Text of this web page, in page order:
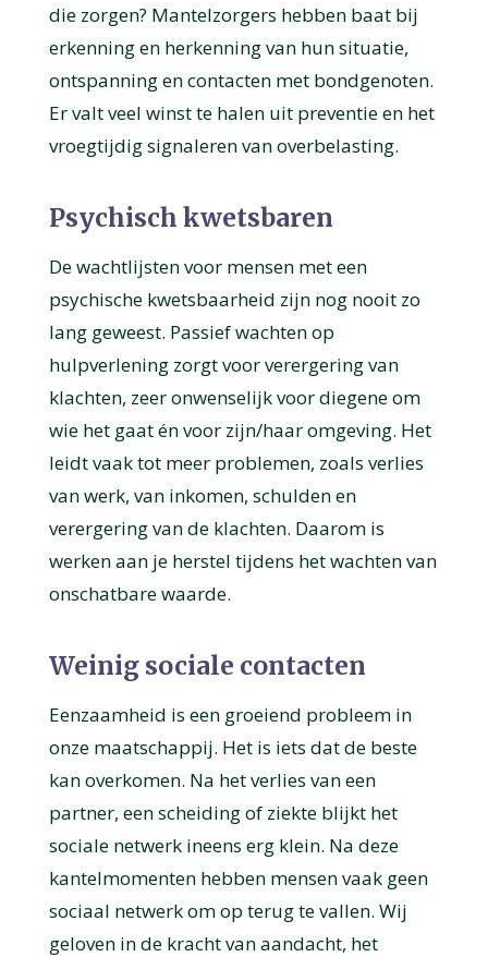
die zorgen? Mantelzorgers hebben baat bij
erkenning en herkenning van hun situatie,
ontspanning en contacten met bondgenoten.
Er valt veel winst te halen uit preventie en het
vroegtijdig signaleren van overbelasting.
Psychisch kwetsbaren
De wachtlijsten voor mensen met een
psychische kwetsbaarheid zijn nog nooit zo
lang geweest. Passief wachten op
hulpverlening zorgt voor verergering van
klachten, zeer onwenselijk voor diegene om
wie het gaat én voor zijn/haar omgeving. Het
leidt vaak tot meer problemen, zoals verlies
van werk, van inkomen, schulden en
verergering van de klachten. Daarom is
werken aan je herstel tijdens het wachten van
onschatbare waarde.
Weinig sociale contacten
Eenzaamheid is een groeiend probleem in
onze maatschappij. Het is iets dat de beste
kan overkomen. Na het verlies van een
partner, een scheiding of ziekte blijkt het
sociale netwerk ineens erg klein. Na deze
kantelmomenten hebben mensen vaak geen
sociaal netwerk om op terug te vallen. Wij
geloven in de kracht van aandacht, het